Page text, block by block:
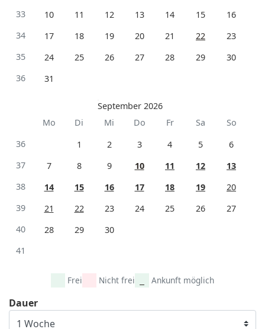
33
10 11 12 13 14 15
16
34
17 18 19 20 21 22
23
35
24 25 26 27 28 29
30
36
31
September 2026
Mo
Di Mi Do Fr Sa
So
36
1 2 3 4 5
6
37
7 8 9 10 11 12
13
38
14 15 16 17 18 19
20
39
21 22 23 24 25 26
27
40
28 29
30
41
Frei Nicht frei Ankunft möglich
Dauer